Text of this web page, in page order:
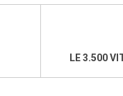
LE 3.500